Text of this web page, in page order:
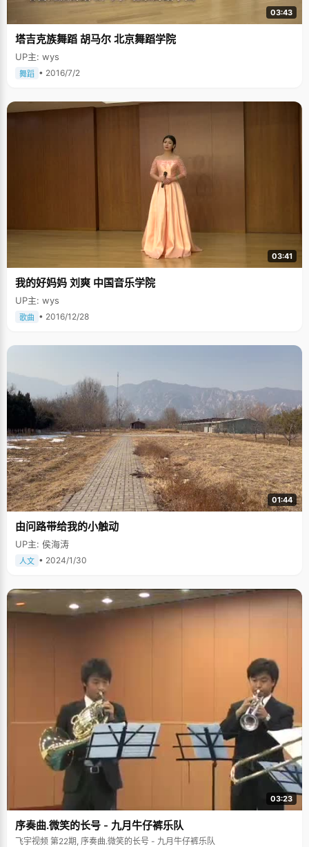
03:43
塔吉克族舞蹈 胡马尔 北京舞蹈学院
UP主: wys
舞蹈 • 2016/7/2
03:41
我的好妈妈 刘爽 中国音乐学院
UP主: wys
歌曲 • 2016/12/28
01:44
由问路带给我的小触动
UP主: 侯海涛
人文 • 2024/1/30
03:23
序奏曲.微笑的长号 - 九月牛仔裤乐队
飞宇视频 第22期, 序奏曲.微笑的长号 - 九月牛仔裤乐队